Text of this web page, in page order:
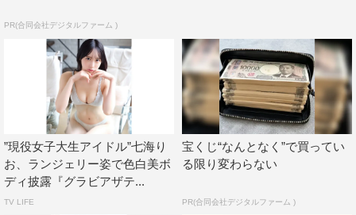
PR(合同会社デジタルファーム )
”現役女子大生アイドル”七海り
お、ランジェリー姿で色白美ボ
ディ披露『グラビアザテ...
TV LIFE
宝くじ“なんとなく”で買ってい
る限り変わらない
PR(合同会社デジタルファーム )